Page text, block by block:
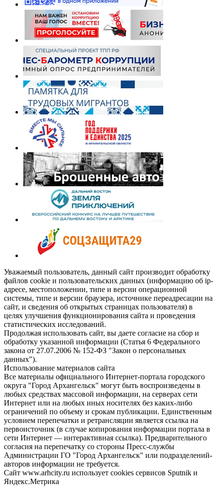
Уважаемый пользователь, данный сайт производит обработку
файлов cookie и пользовательских данных (информацию об ip-
адресе, местоположении, типе и версии операционной
системы, типе и версии браузера, источнике переадресации на
сайт, и сведения об открытых страницах пользователя) в
целях улучшения функционирования сайта и проведения
статистических исследований.
Продолжая использовать сайт, вы даете согласие на сбор и
обработку указанной информации (Статья 6 Федерального
закона от 27.07.2006 № 152-ФЗ "Закон о персональных
данных").
Использование материалов сайта
Все материалы официального Интернет-портала городского
округа "Город Архангельск" могут быть воспроизведены в
любых средствах массовой информации, на серверах сети
Интернет или на любых иных носителях без каких-либо
ограничений по объему и срокам публикации. Единственным
условием перепечатки и ретрансляции является ссылка на
первоисточник (в случае копирования информации портала в
сети Интернет — интерактивная ссылка). Предварительного
согласия на перепечатку со стороны Пресс-службы
Администрации ГО "Город Архангельск" или подразделений-
авторов информации не требуется.
Сайт www.arhcity.ru использует cookies сервисов Sputnik и
Яндекс.Метрика